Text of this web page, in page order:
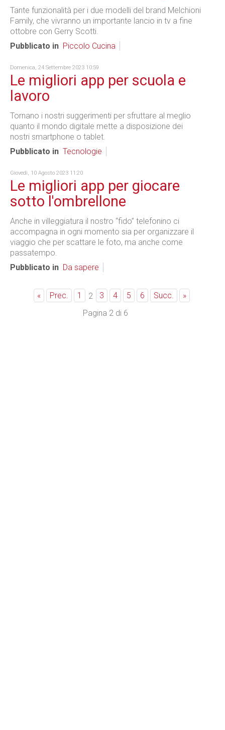
Tante funzionalità per i due modelli del brand Melchioni
Family, che vivranno un importante lancio in tv a fine
ottobre con Gerry Scotti.
Pubblicato in Piccolo Cucina
Domenica, 24 Settembre 2023 10:59
Le migliori app per scuola e
lavoro
Tornano i nostri suggerimenti per sfruttare al meglio
quanto il mondo digitale mette a disposizione dei
nostri smartphone o tablet.
Pubblicato in Tecnologie
Giovedì, 10 Agosto 2023 11:20
Le migliori app per giocare
sotto l'ombrellone
Anche in villeggiatura il nostro “fido” telefonino ci
accompagna in ogni momento sia per organizzare il
viaggio che per scattare le foto, ma anche come
passatempo.
Pubblicato in Da sapere
« Prec. 1 2 3 4 5 6 Succ.
»
Pagina 2 di 6